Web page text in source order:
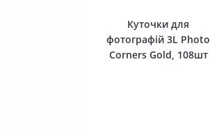
Куточки для
фотографій 3L Photo
Corners Gold, 108шт